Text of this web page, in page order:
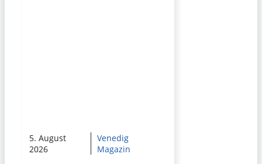
5. August
2026
Venedig
Magazin